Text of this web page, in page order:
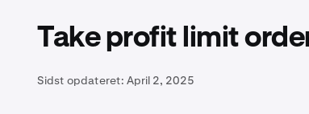
Take profit limit
Sidst opdateret: April 2, 2025